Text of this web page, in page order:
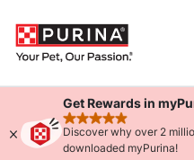
Get Rewards in
rated 4.9 stars
Discover why over 2
downloaded myPurina!